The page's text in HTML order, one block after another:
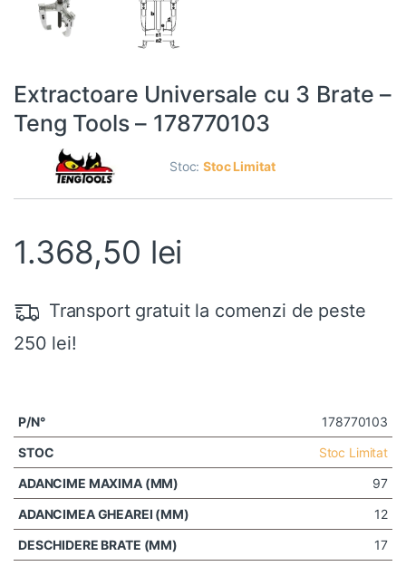
Extractoare Universale cu 3 Brate –
Teng Tools – 178770103
Stoc:Stoc Limitat
1.368,50 lei
Transport gratuit la comenzi de peste
250 lei!
178770103
Stoc Limitat
97
12
17